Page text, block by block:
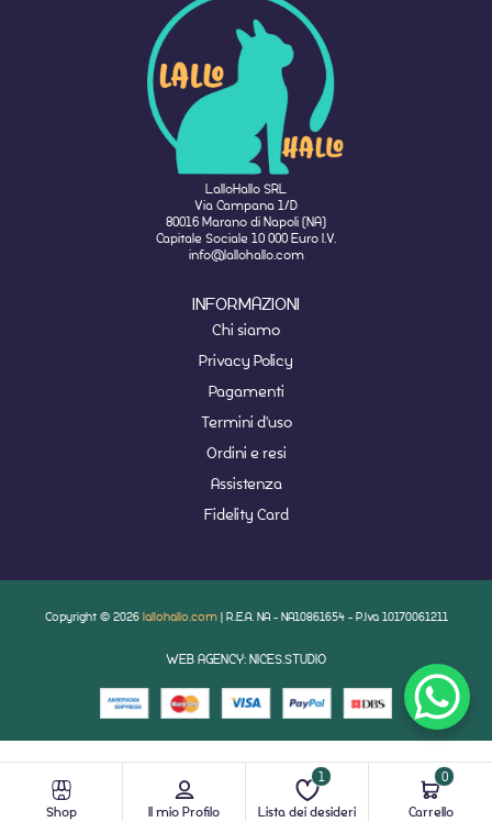
Shop Il mio Profilo Lista dei desideri
1
Carrello
0
LalloHallo SRL
Via Campana 1/D
80016 Marano di Napoli (NA)
Capitale Sociale 10 000 Euro I.V.
info@lallohallo.com
INFORMAZIONI
Chi siamo
Privacy Policy
Pagamenti
Termini d'uso
Ordini e resi
Assistenza
Fidelity Card
Copyright © 2026 lallohallo.com | R.E.A. NA - NA10861654 - P.Iva 10170061211
WEB AGENCY: NICES.STUDIO